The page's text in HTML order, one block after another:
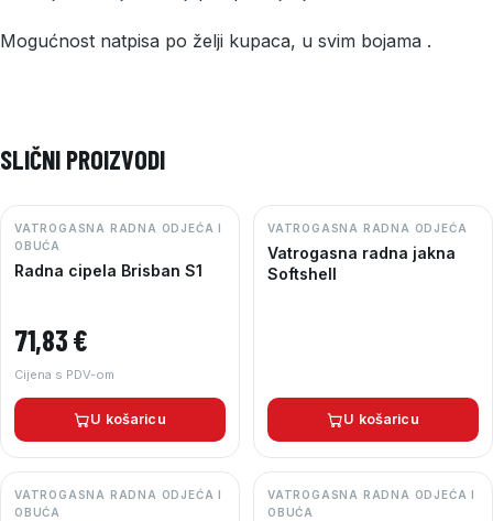
Mogućnost natpisa po želji kupaca, u svim bojama .
SLIČNI PROIZVODI
VATROGASNA RADNA ODJEĆA I
OBUĆA
Radna cipela Brisban S1
71,83€
Cijena s PDV-om
U košaricu
VATROGASNA RADNA ODJEĆA
Vatrogasna radna jakna
Softshell
U košaricu
VATROGASNA RADNA ODJEĆA I
OBUĆA
VATROGASNA RADNA ODJEĆA I
OBUĆA